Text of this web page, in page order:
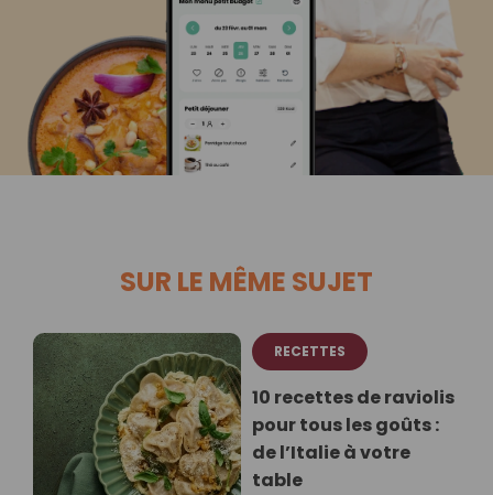
SUR LE MÊME SUJET
RECETTES
10 recettes de raviolis
pour tous les goûts :
de l’Italie à votre
table